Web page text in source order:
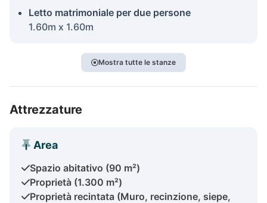
Letto matrimoniale per due persone
1.60m x 1.60m
Mostra tutte le stanze
Attrezzature
Area
Spazio abitativo (90 m²)
Proprietà (1.300 m²)
Proprietà recintata (Muro, recinzione, siepe,